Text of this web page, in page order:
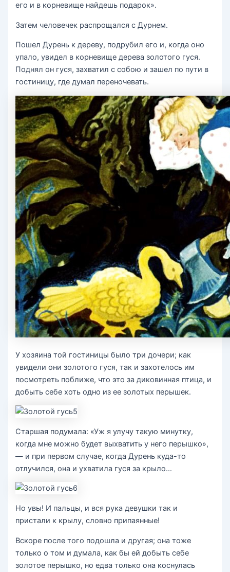
его и в корневище найдешь подарок».
Затем человечек распрощался с Дурнем.
Пошел Дурень к дереву, подрубил его и, когда оно
упало, увидел в корневище дерева золотого гуся.
Поднял он гуся, захватил с собою и зашел по пути в
гостиницу, где думал переночевать.
У хозяина той гостиницы было три дочери; как
увидели они золотого гуся, так и захотелось им
посмотреть поближе, что это за диковинная птица, и
добыть себе хоть одно из ее золотых перышек.
Старшая подумала: «Уж я улучу такую минутку,
когда мне можно будет выхватить у него перышко»,
— и при первом случае, когда Дурень куда-то
отлучился, она и ухватила гуся за крыло…
Но увы! И пальцы, и вся рука девушки так и
пристали к крылу, словно припаянные!
Вскоре после того подошла и другая; она тоже
только о том и думала, как бы ей добыть себе
золотое перышко, но едва только она коснулась